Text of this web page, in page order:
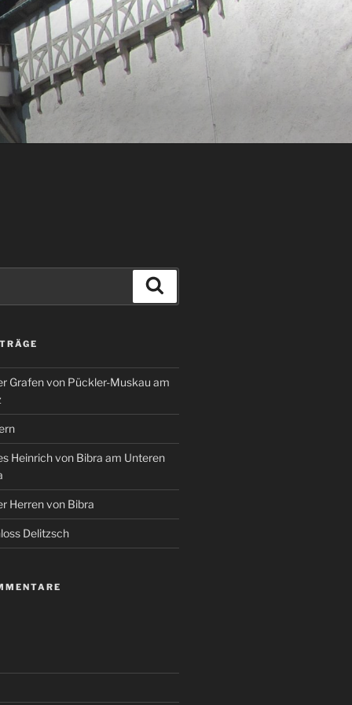
Grafen von Pückler-Muskau am
Heinrich von Bibra am Unteren
Herren von Bibra
Delitzsch